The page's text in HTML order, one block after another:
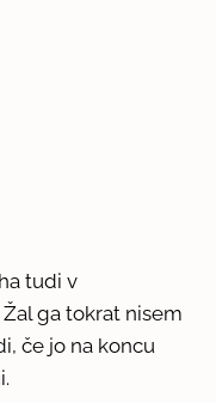
tudi v
ga tokrat nisem
če jo na koncu